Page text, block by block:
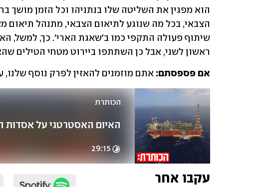
ראשון לשני, אבל כן השתתפו ביירוט מטחי הטילים
אם פספסתם: אתם מוזמנים להאזין לפרק נוסף שלנו,
הכותרת
האיום האסטרטגי על אסדות
29:15